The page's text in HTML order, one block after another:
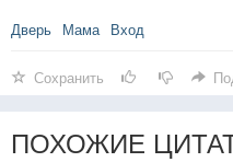
Дверь Мама Вход
Сохранить
ПОХОЖИЕ